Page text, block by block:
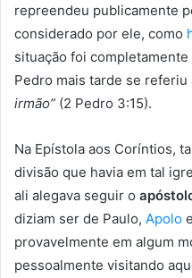
repreendeu publicamente
considerado por ele, como
situação foi
Pedro mais tarde se referiu
irmão” (2 Pedro 3:15).
Na Epístola aos Coríntios,
divisão que havia em tal
ali alegava seguir o
diziam ser de Paulo, Apolo
provavelmente em algum
pessoalmente visitando